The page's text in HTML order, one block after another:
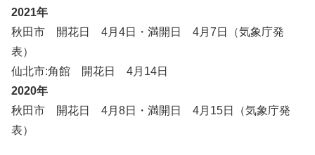
2021年
秋田市 開花日 4月4日・満開日 4月7日（気象庁発
表）
仙北市:角館 開花日 4月14日
2020年
秋田市 開花日 4月8日・満開日 4月15日（気象庁発
表）